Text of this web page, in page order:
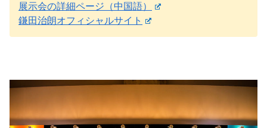
展示会の詳細ページ（中国語）
鎌田治朗オフィシャルサイト